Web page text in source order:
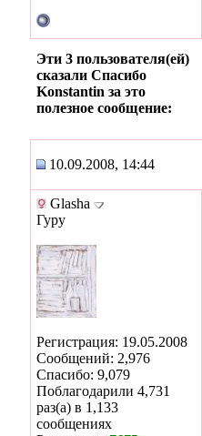
Эти 3 пользователя(ей)
сказали Спасибо
Konstantin за это
полезное сообщение:
10.09.2008, 14:44
Glasha
Гуру
Регистрация: 19.05.2008
Сообщений: 2,976
Спасибо: 9,079
Поблагодарили 4,731
раз(а) в 1,133
сообщениях